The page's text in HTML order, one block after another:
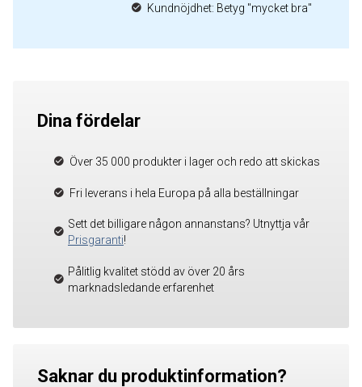
Kundnöjdhet: Betyg "mycket bra"
Dina fördelar
Över 35 000 produkter i lager och redo att skickas
Fri leverans i hela Europa på alla beställningar
Sett det billigare någon annanstans? Utnyttja vår
Prisgaranti!
Pålitlig kvalitet stödd av över 20 års
marknadsledande erfarenhet
Saknar du produktinformation?